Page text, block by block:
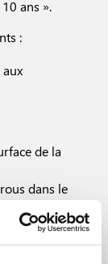
ans ».
:
de la
dans le